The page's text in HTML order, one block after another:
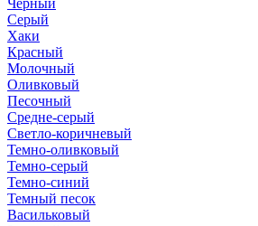
Серый
Хаки
Красный
Молочный
Оливковый
Песочный
Средне-серый
Светло-коричневый
Темно-оливковый
Темно-серый
Темно-синий
Темный песок
Васильковый